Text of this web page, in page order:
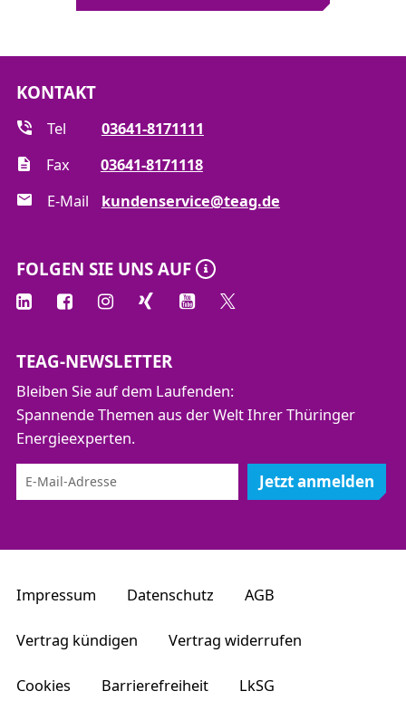
KONTAKT
Tel
03641-8171111
Fax
03641-8171118
E-Mail
kundenservice@teag.de
FOLGEN SIE UNS AUF
TEAG-NEWSLETTER
Bleiben Sie auf dem Laufenden:
Spannende Themen aus der Welt Ihrer Thüringer
Energieexperten.
Jetzt anmelden
Impressum Datenschutz AGB
Vertrag kündigen Vertrag widerrufen
Cookies Barrierefreiheit LkSG